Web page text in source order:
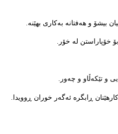
و تێکەڵاو و چەور.
ڕابگرە ئەگەر خوران ڕوویدا.